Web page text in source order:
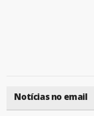
Notícias no email